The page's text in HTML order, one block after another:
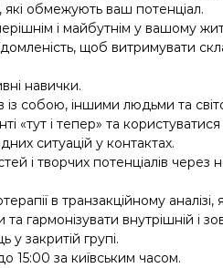
які обмежують ваш потенціал.
і майбутнім у вашому
щоб витримувати
навички.
із собою, іншими людьми та
«тут і тепер» та
ситуацій у контактах.
і творчих потенціалів через
в транзакційному
гармонізувати внутрішній і
у закритій групі.
15:00 за київським часом.